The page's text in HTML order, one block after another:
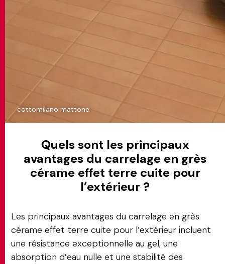
cottomilano mattone
Quels sont les principaux
avantages du carrelage en grès
cérame effet terre cuite pour
l’extérieur ?
Les principaux avantages du carrelage en grès
cérame effet terre cuite pour l’extérieur incluent
une résistance exceptionnelle au gel, une
absorption d’eau nulle et une stabilité des